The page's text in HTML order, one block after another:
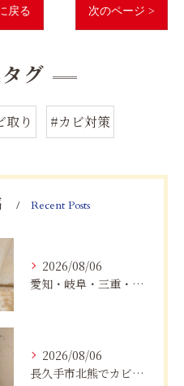
戻る 次のページ >
グ
取り #カビ対策
Recent Posts
2026/08/06
愛知・岐阜・三重・静岡の公営住宅で発生するカビ対策｜原因・健康被害・効果的な予防方法を徹底解説
2026/08/06
長久手市北熊でカビに悩む方へ｜健康被害を防ぐための対策とは